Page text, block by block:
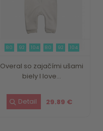
Overal so zajačími ušami
biely I love...
29.89 €
80 92 104 80 92 104